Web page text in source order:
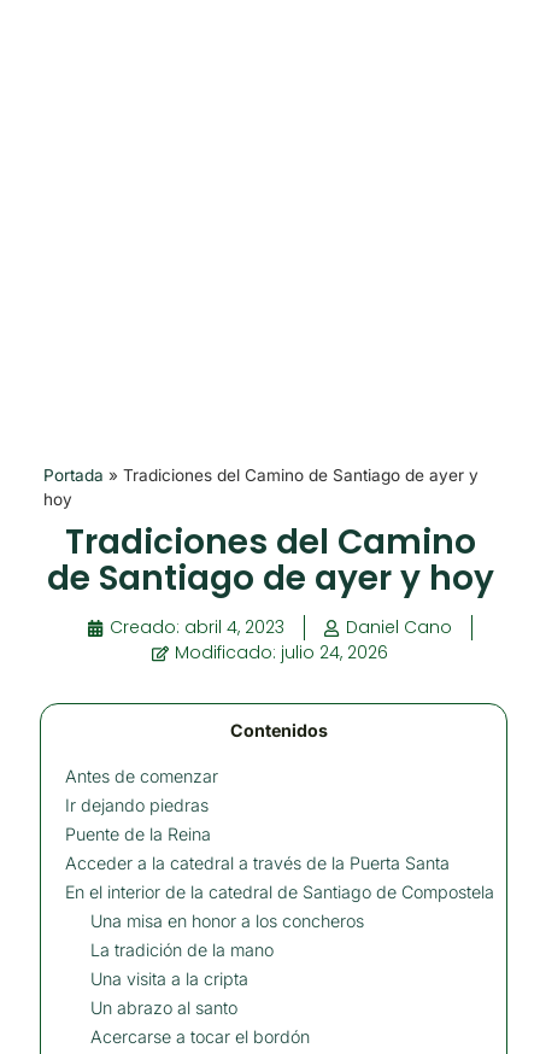
Portada » Tradiciones del Camino de Santiago de ayer y
hoy
Tradiciones del Camino
de Santiago de ayer y hoy
Creado: abril 4, 2023
Daniel Cano
Modificado: julio 24, 2026
Contenidos
Antes de comenzar
Ir dejando piedras
Puente de la Reina
Acceder a la catedral a través de la Puerta Santa
En el interior de la catedral de Santiago de Compostela
Una misa en honor a los concheros
La tradición de la mano
Una visita a la cripta
Un abrazo al santo
Acercarse a tocar el bordón